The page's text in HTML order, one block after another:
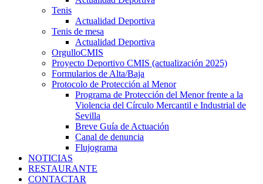
Tenis
Actualidad Deportiva
Tenis de mesa
Actualidad Deportiva
OrgulloCMIS
Proyecto Deportivo CMIS (actualización 2025)
Formularios de Alta/Baja
Protocolo de Protección al Menor
Programa de Protección del Menor frente a la
Violencia del Círculo Mercantil e Industrial de
Sevilla
Breve Guía de Actuación
Canal de denuncia
Flujograma
NOTICIAS
RESTAURANTE
CONTACTAR